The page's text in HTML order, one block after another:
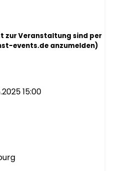
zur Veranstaltung sind per
events.de anzumelden)
15:00